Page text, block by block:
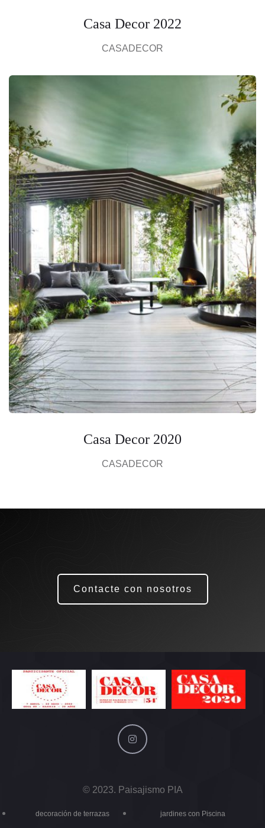
Casa Decor 2022
CASADECOR
Casa Decor 2020
CASADECOR
Contacte con nosotros
© 2023. Paisajismo PIA
decoración de terrazas jardines con Piscina